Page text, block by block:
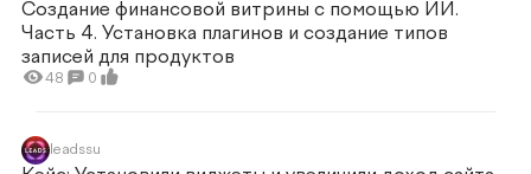
Создание финансовой витрины с помощью ИИ.
Часть 4. Установка плагинов и создание типов
записей для продуктов
48 0
leadssu